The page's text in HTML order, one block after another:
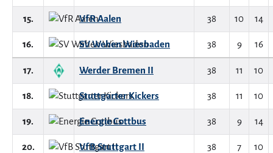
15. VfR Aalen 38 10 14
16. SV Wehen Wiesbaden 38 9 16
17. Werder Bremen II 38 11 10
18. Stuttgarter Kickers 38 11 10
19. Energie Cottbus 38 9 14
20. VfB Stuttgart II 38 7 10